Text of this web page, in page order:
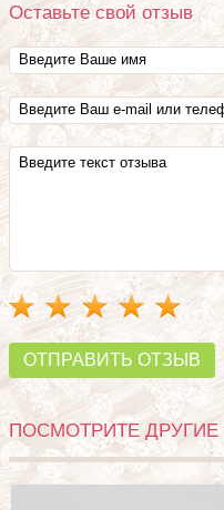
Оставьте свой отзыв
ОТПРАВИТЬ ОТЗЫВ
ПОСМОТРИТЕ